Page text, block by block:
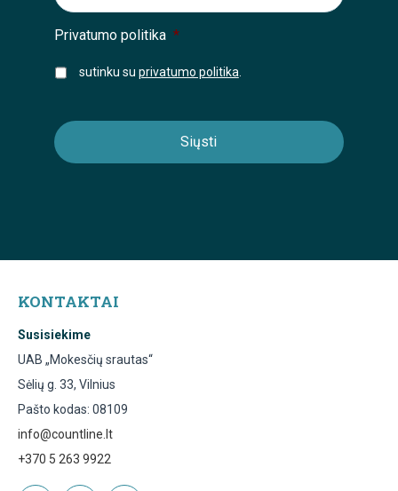
Privatumo politika *
sutinku su privatumo politika
KONTAKTAI
Susisiekime
UAB „Mokesčių srautas“
Sėlių g. 33, Vilnius
Pašto kodas: 08109
info@countline.lt
+370 5 263 9922